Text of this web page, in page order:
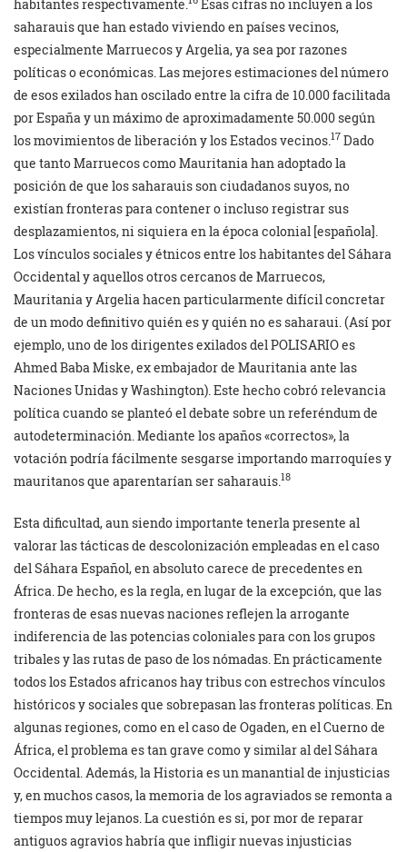
habitantes respectivamente.
Esas cifras no incluyen a los
saharauis que han estado viviendo en países vecinos,
especialmente Marruecos y Argelia, ya sea por razones
políticas o económicas. Las mejores estimaciones del número
de esos exilados han oscilado entre la cifra de 10.000 facilitada
por España y un máximo de aproximadamente 50.000 según
los movimientos de liberación y los Estados vecinos. 17 Dado
que tanto Marruecos como Mauritania han adoptado la
posición de que los saharauis son ciudadanos suyos, no
existían fronteras para contener o incluso registrar sus
desplazamientos, ni siquiera en la época colonial [española].
Los vínculos sociales y étnicos entre los habitantes del Sáhara
Occidental y aquellos otros cercanos de Marruecos,
Mauritania y Argelia hacen particularmente difícil concretar
de un modo definitivo quién es y quién no es saharaui. (Así por
ejemplo, uno de los dirigentes exilados del POLISARIO es
Ahmed Baba Miske, ex embajador de Mauritania ante las
Naciones Unidas y Washington). Este hecho cobró relevancia
política cuando se planteó el debate sobre un referéndum de
autodeterminación. Mediante los apaños «correctos», la
votación podría fácilmente sesgarse importando marroquíes y
mauritanos que aparentarían ser saharauis. 18
Esta dificultad, aun siendo importante tenerla presente al
valorar las tácticas de descolonización empleadas en el caso
del Sáhara Español, en absoluto carece de precedentes en
África. De hecho, es la regla, en lugar de la excepción, que las
fronteras de esas nuevas naciones reflejen la arrogante
indiferencia de las potencias coloniales para con los grupos
tribales y las rutas de paso de los nómadas. En prácticamente
todos los Estados africanos hay tribus con estrechos vínculos
históricos y sociales que sobrepasan las fronteras políticas. En
algunas regiones, como en el caso de Ogaden, en el Cuerno de
África, el problema es tan grave como y similar al del Sáhara
Occidental. Además, la Historia es un manantial de injusticias
y, en muchos casos, la memoria de los agraviados se remonta a
tiempos muy lejanos. La cuestión es si, por mor de reparar
antiguos agravios habría que infligir nuevas injusticias